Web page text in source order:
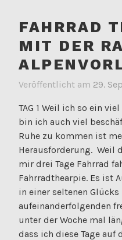
FAHRRAD
MIT DER
Veröffentlicht am 29.
TAG 1 Weil ich so ein
bin ich auch viel
Ruhe zu kommen ist
Herausforderung. Weil
mir drei Tage Fahrrad
Fahrradthearpie. Es ist
in einer seltenen
aufeinanderfolgenden
unter der Woche mal
dass ich diese Tage auf